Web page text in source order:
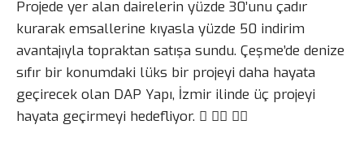
Projede yer alan dairelerin yüzde 30’unu çadır
kurarak emsallerine kıyasla yüzde 50 indirim
avantajıyla topraktan satışa sundu. Çeşme’de denize
sıfır bir konumdaki lüks bir projeyi daha hayata
geçirecek olan DAP Yapı, İzmir ilinde üç projeyi
hayata geçirmeyi hedefliyor.   